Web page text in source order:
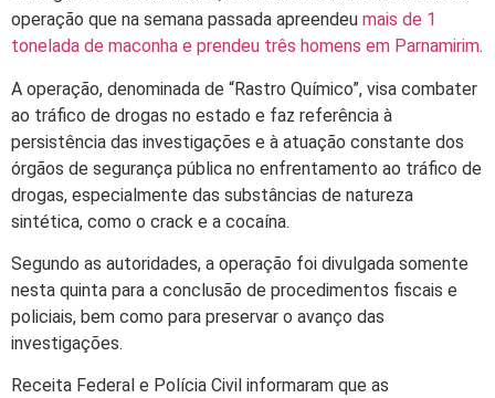
operação que na semana passada apreendeu mais de 1
tonelada de maconha e prendeu três homens em Parnamirim.
A operação, denominada de “Rastro Químico”, visa combater
ao tráfico de drogas no estado e faz referência à
persistência das investigações e à atuação constante dos
órgãos de segurança pública no enfrentamento ao tráfico de
drogas, especialmente das substâncias de natureza
sintética, como o crack e a cocaína.
Segundo as autoridades, a operação foi divulgada somente
nesta quinta para a conclusão de procedimentos fiscais e
policiais, bem como para preservar o avanço das
investigações.
Receita Federal e Polícia Civil informaram que as